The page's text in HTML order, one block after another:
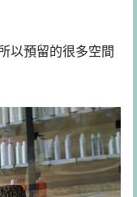
以預留的很多空間